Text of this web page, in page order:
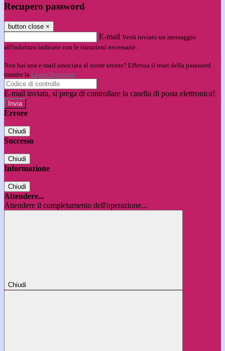
Recupero password
button close ×
E-mail Verrà inviato un messaggio
all'indirizzo indicato con le istruzioni necessarie.
Non hai una e-mail associata al nome utente? Effettua il reset della password
tramite la Login Spaggiari
E-mail inviata, si prega di controllare la casella di posta elettronica!
Errore
Chiudi
Successo
Chiudi
Informazione
Chiudi
Attendere...
Attendere il completamento dell'operazione...
Chiudi